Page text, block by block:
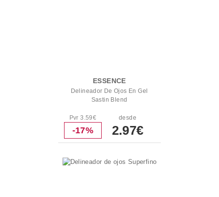
ESSENCE
Delineador De Ojos En Gel
Sastin Blend
Pvr 3.59€
-17%
desde
2.97€